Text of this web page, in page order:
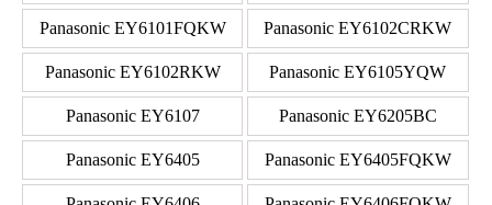
Panasonic EY6101FQKW Panasonic EY6102CRKW
Panasonic EY6102RKW Panasonic EY6105YQW
Panasonic EY6107 Panasonic EY6205BC
Panasonic EY6405 Panasonic EY6405FQKW